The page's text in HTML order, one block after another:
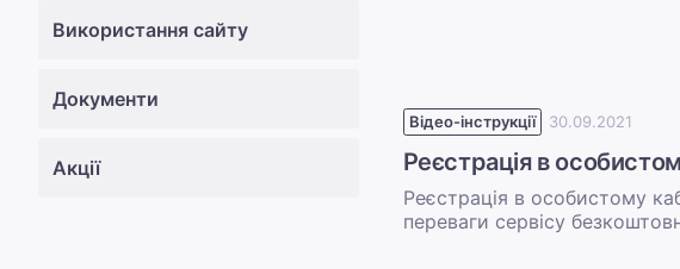
Використання сайту
Документи
Акції
Відео-інструкції 30.09.2021
Реєстрація в
Реєстрація в особистому
переваги сервісу